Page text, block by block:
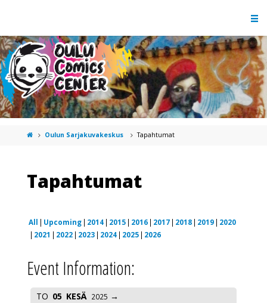
Oulun Sarjakuvakeskus Tapahtumat
Tapahtumat
All Upcoming 2014 2015 2016 2017 2018 2019
2020
2021
2022 2023 2024 2025 2026
Event Information:
TO 05 KESÄ 2025